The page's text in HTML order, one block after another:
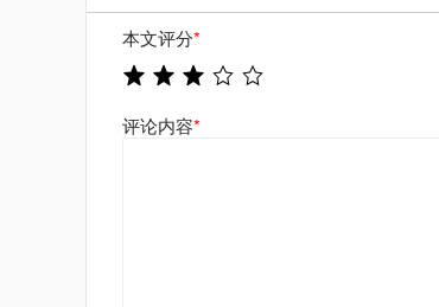
本文评分*
评论内容*